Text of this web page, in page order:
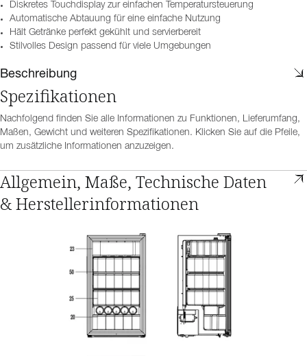
Diskretes Touchdisplay zur einfachen Temperatursteuerung
Automatische Abtauung für eine einfache Nutzung
Hält Getränke perfekt gekühlt und servierbereit
Stilvolles Design passend für viele Umgebungen
Beschreibung
Spezifikationen
Nachfolgend finden Sie alle Informationen zu Funktionen, Lieferumfang,
Maßen, Gewicht und weiteren Spezifikationen. Klicken Sie auf die Pfeile,
um zusätzliche Informationen anzuzeigen.
Allgemein, Maße, Technische Daten
& Herstellerinformationen